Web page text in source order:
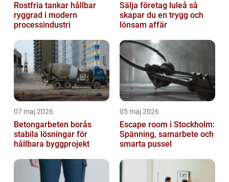
Rostfria tankar hållbar
ryggrad i modern
processindustri
Sälja företag luleå så
skapar du en trygg och
lönsam affär
07 maj 2026
Betongarbeten borås
stabila lösningar för
hållbara byggprojekt
05 maj 2026
Escape room i Stockholm:
Spänning, samarbete och
smarta pussel